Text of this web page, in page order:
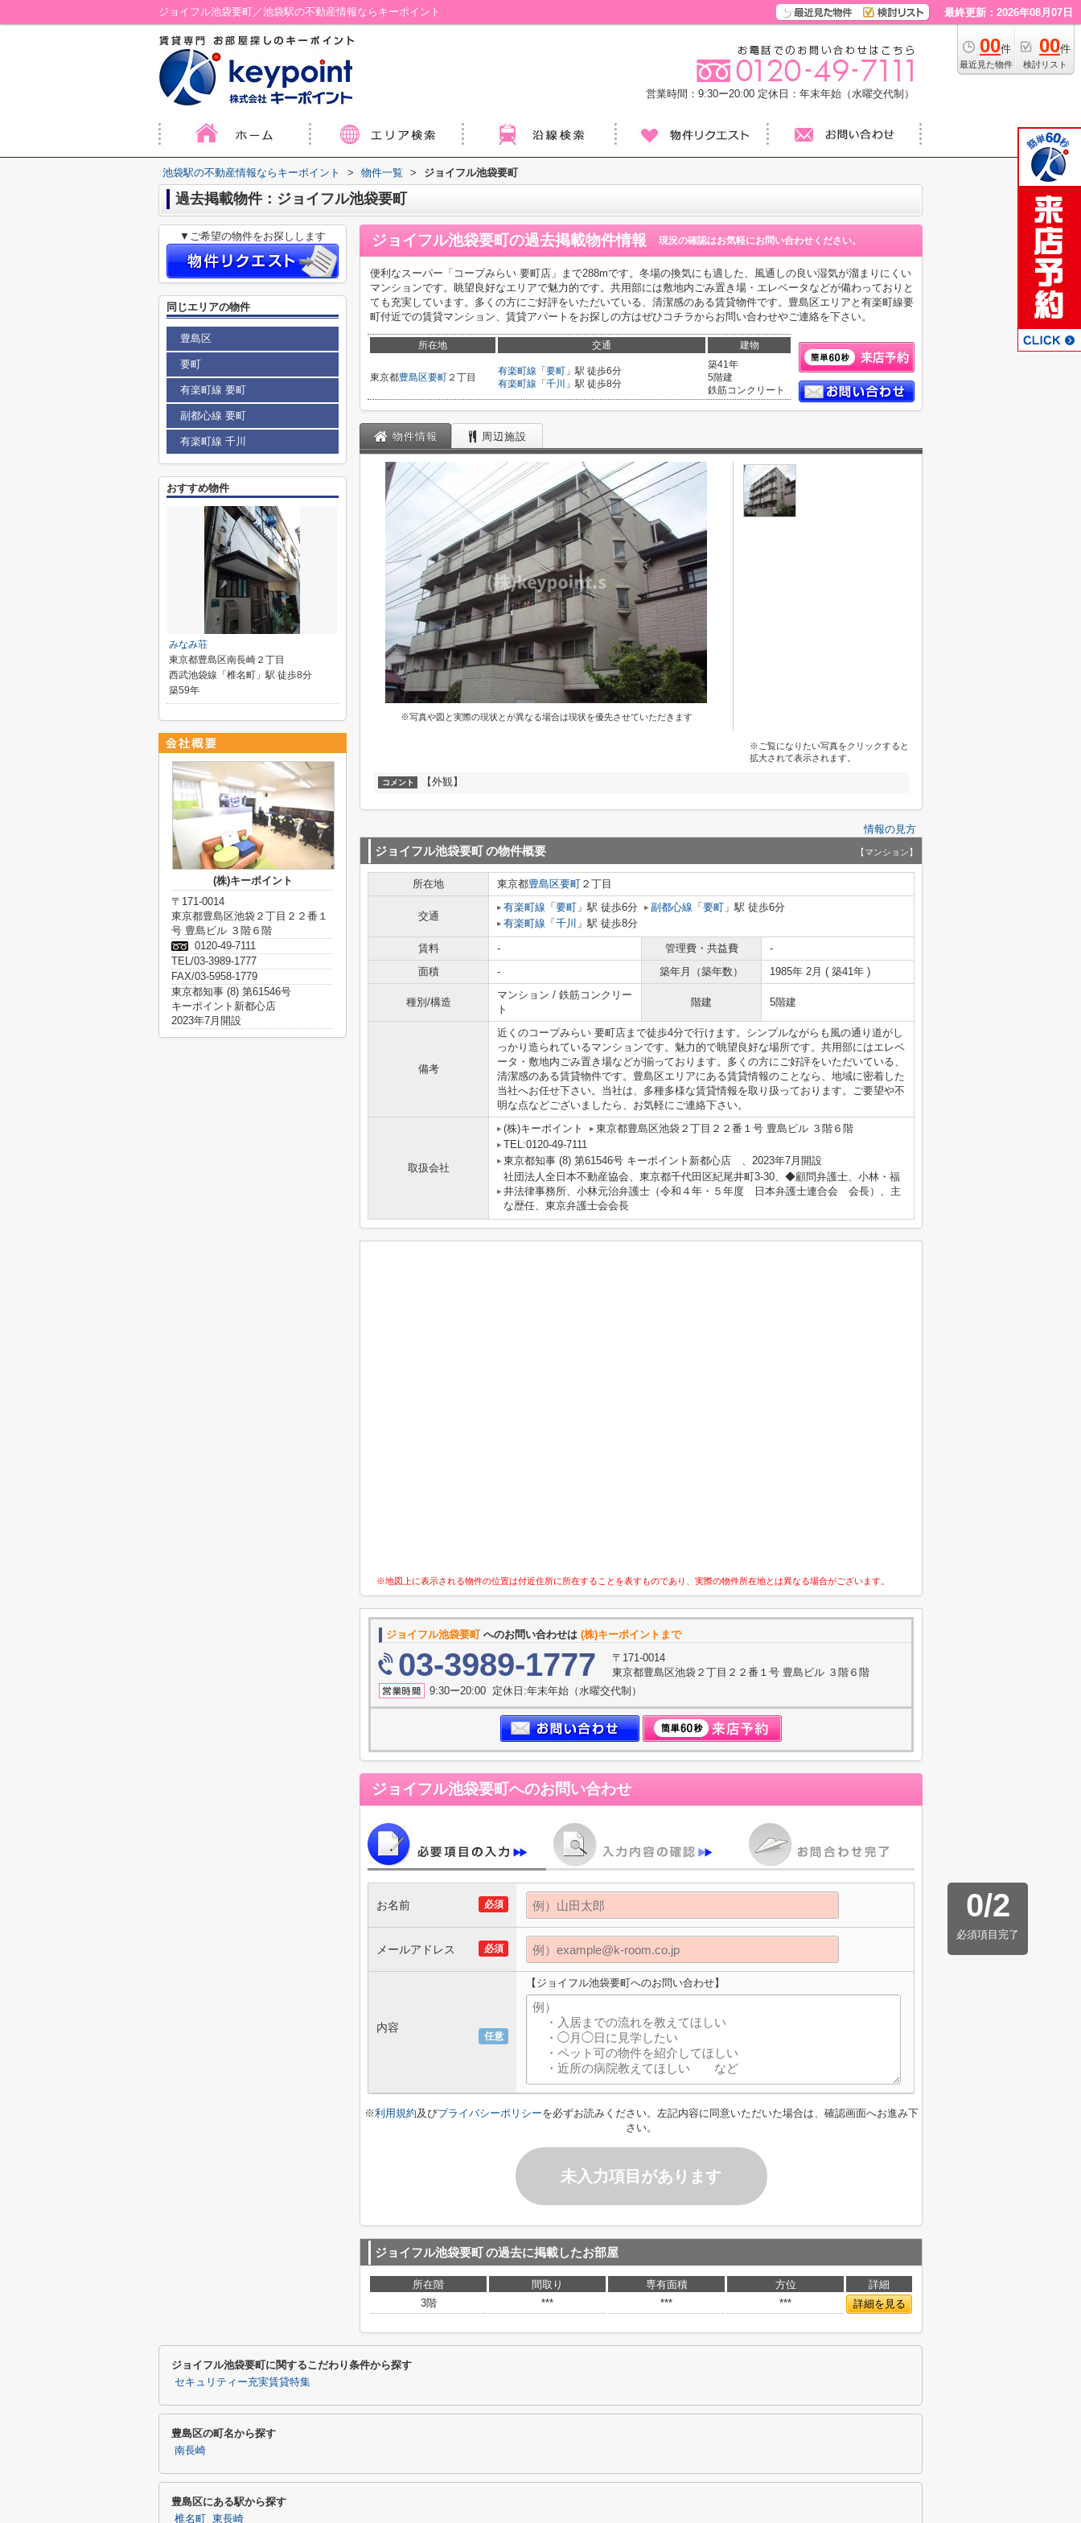
ジョイフル池袋要町／池袋駅の不動産情報ならキーポイント 最終更新：2026年08月07日
00件
最近見た物件
00件
検討リスト
営業時間：9:30ー20:00 定休日：年末年始（水曜交代制）
池袋駅の不動産情報ならキーポイント > 物件一覧 > ジョイフル池袋要町
過去掲載物件：ジョイフル池袋要町
ジョイフル池袋要町の過去掲載物件情報 現況の確認はお気軽にお問い合わせください。
便利なスーパー「コープみらい 要町店」まで288mです。冬場の換気にも適した、風通しの良い湿気が溜まりにくい
マンションです。眺望良好なエリアで魅力的です。共用部には敷地内ごみ置き場・エレベータなどが備わっておりと
ても充実しています。多くの方にご好評をいただいている、清潔感のある賃貸物件です。豊島区エリアと有楽町線要
町付近での賃貸マンション、賃貸アパートをお探しの方はぜひコチラからお問い合わせやご連絡を下さい。
所在地 交通 建物
東京都豊島区要町 ２丁目
有楽町線 「 要町 」駅 徒歩6分
有楽町線 「 千川 」駅 徒歩8分
築41年
5階建
鉄筋コンクリート
物件情報 周辺施設
※写真や図と実際の現状とが異なる場合は現状を優先させていただきます
※ご覧になりたい写真をクリックすると
拡大されて表示されます。
コメント 【外観】
情報の見方
ジョイフル池袋要町の物件概要 【マンション】
所在地 東京都豊島区要町 ２丁目
交通
有楽町線 「 要町 」駅 徒歩6分 副都心線 「 要町 」駅 徒歩6分
有楽町線 「 千川 」駅 徒歩8分
賃料 - 管理費・共益費
-
面積
- 築年月（築年数） 1985年 2月 ( 築41年 )
種別/構造
マンション / 鉄筋コンクリー
ト
階建 5階建
備考
近くのコープみらい 要町店まで徒歩4分で行けます。シンプルながらも風の通り道がし
っかり造られているマンションです。魅力的で眺望良好な場所です。共用部にはエレベ
ータ・敷地内ごみ置き場などが揃っております。多くの方にご好評をいただいている、
清潔感のある賃貸物件です。豊島区エリアにある賃貸情報のことなら、地域に密着した
当社へお任せ下さい。当社は、多種多様な賃貸情報を取り扱っております。ご要望や不
明な点などございましたら、お気軽にご連絡下さい。
取扱会社
(株)キーポイント
東京都豊島区池袋２丁目２２番１号 豊島ビル ３階６階
TEL:0120-49-7111
東京都知事 (8) 第61546号 キーポイント新都心店 、2023年7月開設
社団法人全日本不動産協会、東京都千代田区紀尾井町3-30、◆顧問弁護士、小林・福
井法律事務所、小林元治弁護士（令和４年・５年度 日本弁護士連合会 会長）、主
な歴任、東京弁護士会会長
※地図上に表示される物件の位置は付近住所に所在することを表すものであり、実際の物件所在地とは異なる場合がございます。
ジョイフル池袋要町へのお問い合わせは (株)キーポイントまで
03-3989-1777
〒171-0014
東京都豊島区池袋２丁目２２番１号 豊島ビル ３階６階
9:30ー20:00 定休日:年末年始（水曜交代制）
ジョイフル池袋要町へのお問い合わせ
0/2
必須項目完了
必須
お名前
必須
メールアドレス
任意
内容
【ジョイフル池袋要町へのお問い合わせ】
※利用規約及びプライバシーポリシーを必ずお読みください。左記内容に同意いただいた場合は、確認画面へお進み下
さい。
未入力項目があります
ジョイフル池袋要町の過去に掲載したお部屋
所在階 間取り 専有面積 方位
詳細
3階
*** *** *** 詳細を見る
▼ご希望の物件をお探しします
同じエリアの物件
豊島区
要町
有楽町線 要町
副都心線 要町
有楽町線 千川
おすすめ物件
みなみ荘
東京都豊島区南長崎２丁目
西武池袋線「椎名町」駅 徒歩8分
築59年
(株)キーポイント
〒171-0014
東京都豊島区池袋２丁目２２番１
号 豊島ビル ３階６階
0120-49-7111
TEL/03-3989-1777
FAX/03-5958-1779
東京都知事 (8) 第61546号
キーポイント新都心店
2023年7月開設
ジョイフル池袋要町に関するこだわり条件から探す
セキュリティー充実賃貸特集
豊島区の町名から探す
南長崎
豊島区にある駅から探す
椎名町 東長崎